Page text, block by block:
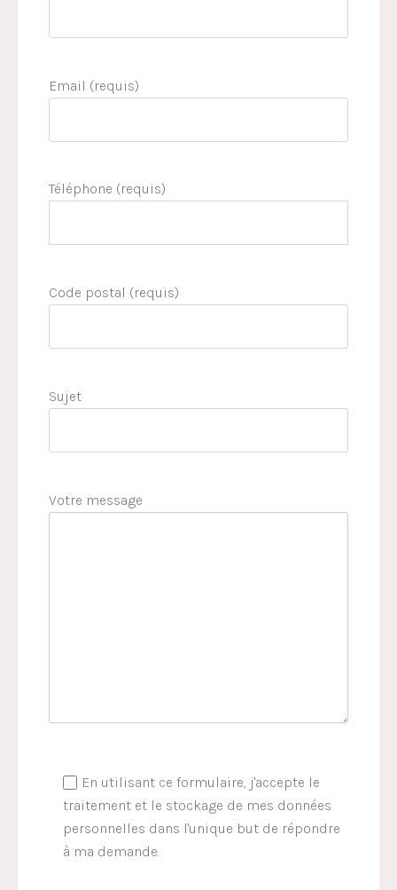
Email (requis)
Téléphone (requis)
Code postal (requis)
Sujet
Votre message
En utilisant ce formulaire, j'accepte le
traitement et le stockage de mes données
personnelles dans l'unique but de répondre
à ma demande.